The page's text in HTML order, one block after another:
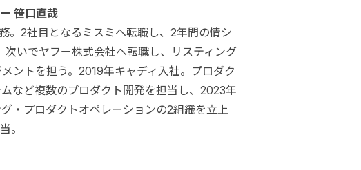
笹口直哉
。2社目となるミスミへ転職し、2年間の情シ
いでヤフー株式会社へ転職し、リスティング
ントを担う。2019年キャディ入社。プロダク
など複数のプロダクト開発を担当し、2023年
・プロダクトオペレーションの2組織を立上
。